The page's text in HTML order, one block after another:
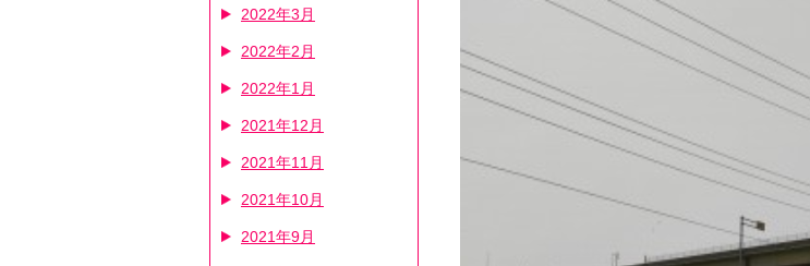
2022年3月
2022年2月
2022年1月
2021年12月
2021年11月
2021年10月
2021年9月